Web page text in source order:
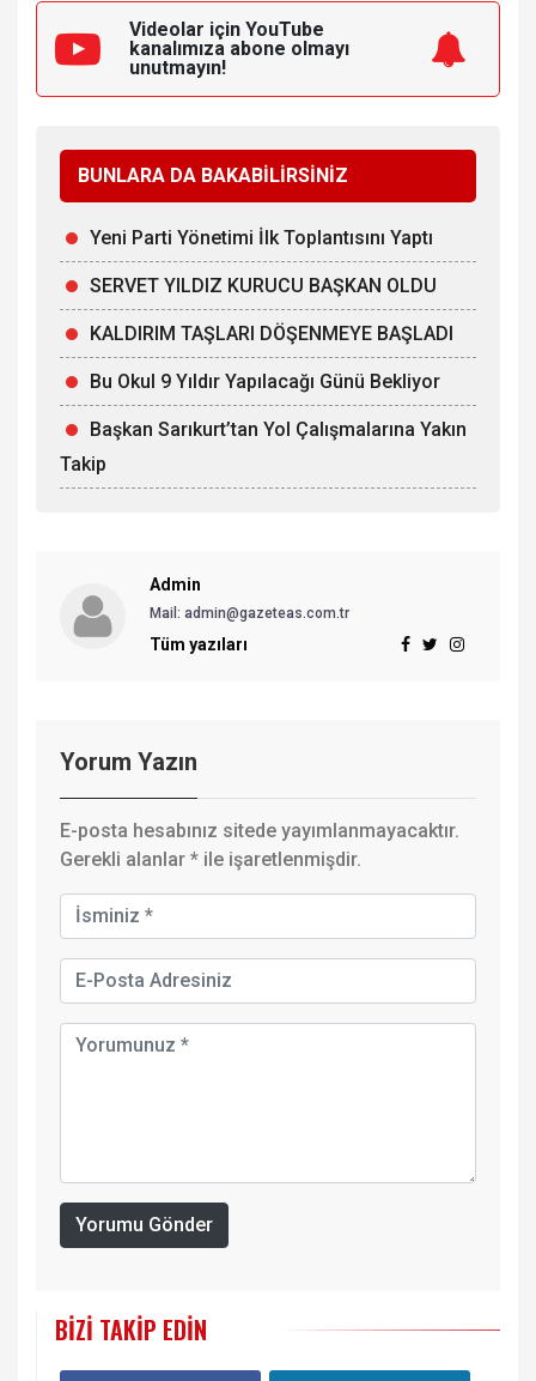
Videolar için YouTube
kanalımıza abone olmayı
unutmayın!
BUNLARA DA BAKABİLİRSİNİZ
Yeni Parti Yönetimi İlk Toplantısını Yaptı
SERVET YILDIZ KURUCU BAŞKAN OLDU
KALDIRIM TAŞLARI DÖŞENMEYE BAŞLADI
Bu Okul 9 Yıldır Yapılacağı Günü Bekliyor
Başkan Sarıkurt’tan Yol Çalışmalarına Yakın
Takip
Admin
Mail: admin@gazeteas.com.tr
Tüm yazıları
Yorum Yazın
E-posta hesabınız sitede yayımlanmayacaktır.
Gerekli alanlar * ile işaretlenmişdir.
Yorumu Gönder
BIZI TAKIP EDIN